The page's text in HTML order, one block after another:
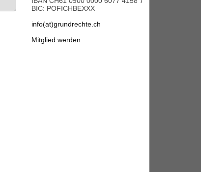
BIC: POFICHBEXXX
info(at)grundrechte.ch
Mitglied werden